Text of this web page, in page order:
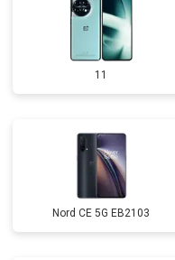
11
Nord CE 5G EB2103